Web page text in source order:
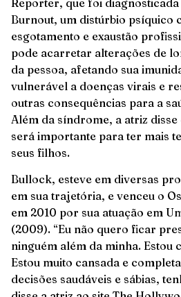
Burnout, um distúrbio psíquico
esgotamento e exaustão
pode acarretar alterações de
da pessoa, afetando sua
vulnerável a doenças virais e
outras consequências para a
Além da síndrome, a atriz disse
será importante para ter mais
seus filhos.
Bullock, esteve em diversas
em sua trajetória, e venceu o
em 2010 por sua atuação em
(2009). “Eu não quero ficar
ninguém além da minha. Estou
Estou muito cansada e
decisões saudáveis e sábias,